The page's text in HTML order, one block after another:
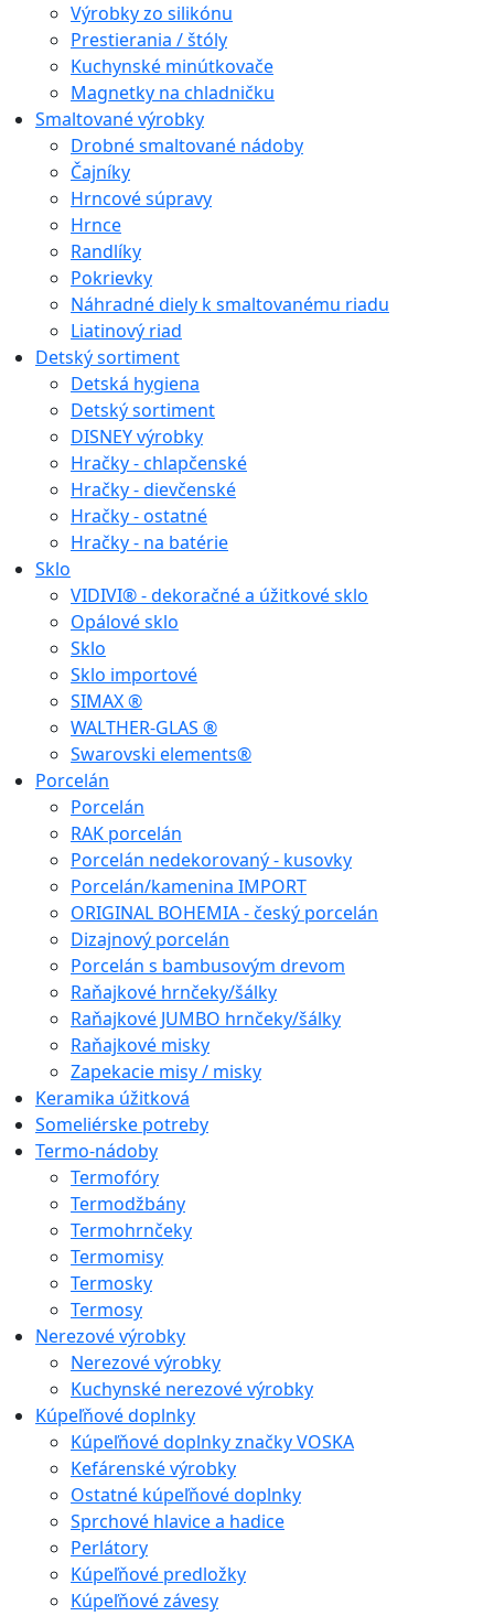
Výrobky zo silikónu
Prestierania / štóly
Kuchynské minútkovače
Magnetky na chladničku
Smaltované výrobky
Drobné smaltované nádoby
Čajníky
Hrncové súpravy
Hrnce
Randlíky
Pokrievky
Náhradné diely k smaltovanému riadu
Liatinový riad
Detský sortiment
Detská hygiena
Detský sortiment
DISNEY výrobky
Hračky - chlapčenské
Hračky - dievčenské
Hračky - ostatné
Hračky - na batérie
Sklo
VIDIVI® - dekoračné a úžitkové sklo
Opálové sklo
Sklo
Sklo importové
SIMAX ®
WALTHER-GLAS ®
Swarovski elements®
Porcelán
Porcelán
RAK porcelán
Porcelán nedekorovaný - kusovky
Porcelán/kamenina IMPORT
ORIGINAL BOHEMIA - český porcelán
Dizajnový porcelán
Porcelán s bambusovým drevom
Raňajkové hrnčeky/šálky
Raňajkové JUMBO hrnčeky/šálky
Raňajkové misky
Zapekacie misy / misky
Keramika úžitková
Someliérske potreby
Termo-nádoby
Termofóry
Termodžbány
Termohrnčeky
Termomisy
Termosky
Termosy
Nerezové výrobky
Nerezové výrobky
Kuchynské nerezové výrobky
Kúpeľňové doplnky
Kúpeľňové doplnky značky VOSKA
Kefárenské výrobky
Ostatné kúpeľňové doplnky
Sprchové hlavice a hadice
Perlátory
Kúpeľňové predložky
Kúpeľňové závesy